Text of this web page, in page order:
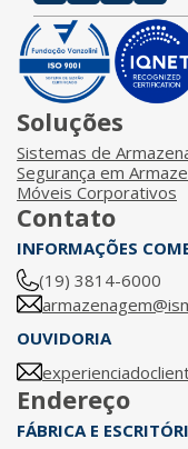
Soluções
Sistemas de
Segurança em
Móveis Corporativos
Contato
INFORMAÇÕES
(19) 3814-6000
OUVIDORIA
Endereço
FÁBRICA E